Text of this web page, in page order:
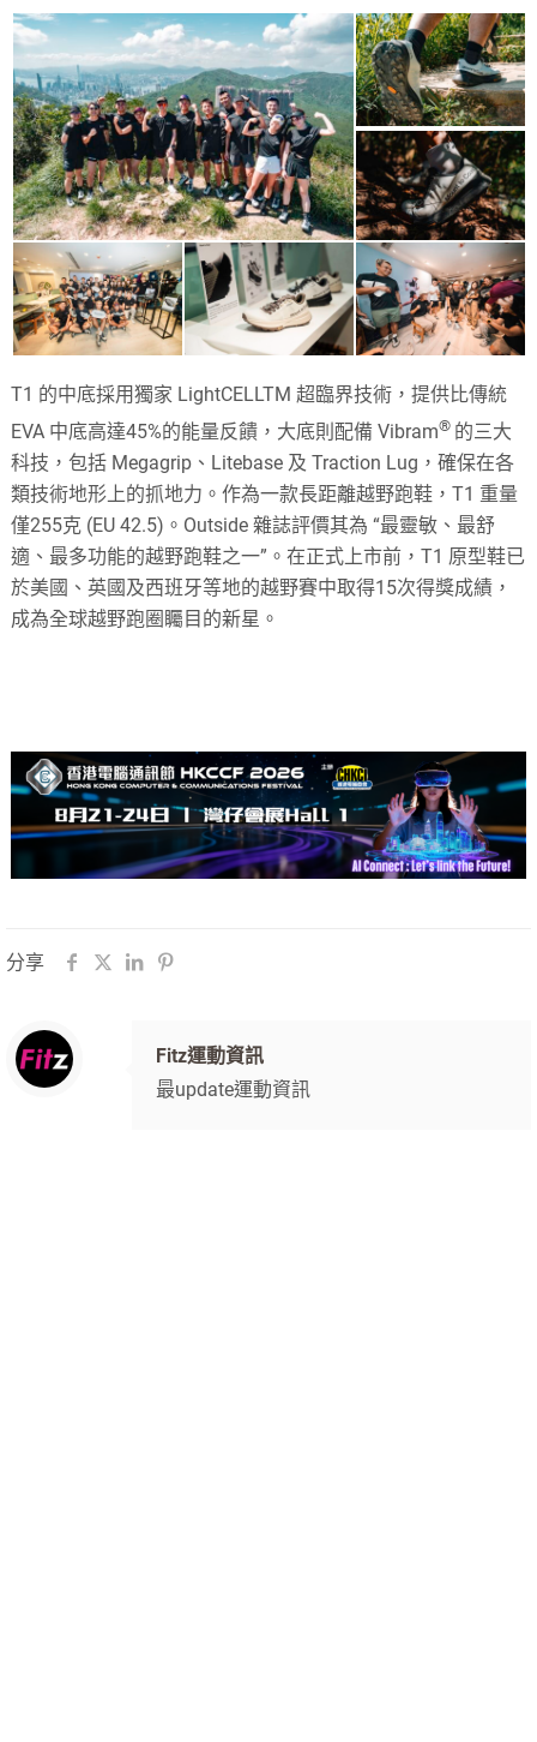
T1 的中底採用獨家 LightCELLTM 超臨界技術，提供比傳統
EVA 中底高達45%的能量反饋，大底則配備 Vibram® 的三大
科技，包括 Megagrip、Litebase 及 Traction Lug，確保在各
類技術地形上的抓地力。作為一款長距離越野跑鞋，T1 重量
僅255克 (EU 42.5)。Outside 雜誌評價其為 “最靈敏、最舒
適、最多功能的越野跑鞋之一”。在正式上市前，T1 原型鞋已
於美國、英國及西班牙等地的越野賽中取得15次得獎成績，
成為全球越野跑圈矚目的新星。
分享
Fitz運動資訊
最update運動資訊